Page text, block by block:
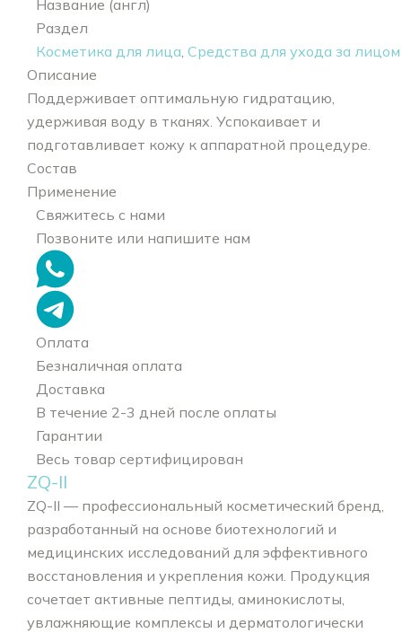
Название (англ)
Раздел
Косметика для лица, Средства для ухода за лицом
Описание
Поддерживает оптимальную гидратацию,
удерживая воду в тканях. Успокаивает и
подготавливает кожу к аппаратной процедуре.
Состав
Применение
Свяжитесь с нами
Позвоните или напишите нам
Оплата
Безналичная оплата
Доставка
В течение 2-3 дней после оплаты
Гарантии
Весь товар сертифицирован
ZQ-II
ZQ-II — профессиональный косметический бренд,
разработанный на основе биотехнологий и
медицинских исследований для эффективного
восстановления и укрепления кожи. Продукция
сочетает активные пептиды, аминокислоты,
увлажняющие комплексы и дерматологически